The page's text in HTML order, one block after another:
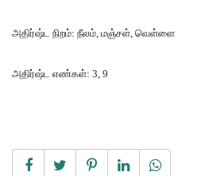
அதிர்ஷ்ட நிறம்: நீலம், மஞ்சள், வெள்ளை
அதிர்ஷ்ட எண்கள்: 3, 9